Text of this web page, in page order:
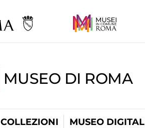
MUSEO DI ROMA
COLLEZIONI MUSEO DIGITAL